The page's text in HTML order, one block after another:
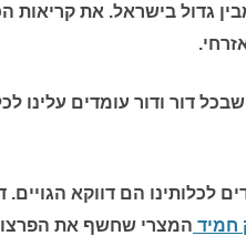
גדול בישראל. את קריאות
דור ודור עומדים עלינו
לכלותינו הם דווקא
חמיד המצרי שחשף את